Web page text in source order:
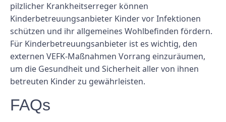
pilzlicher Krankheitserreger können
Kinderbetreuungsanbieter Kinder vor Infektionen
schützen und ihr allgemeines Wohlbefinden fördern.
Für Kinderbetreuungsanbieter ist es wichtig, den
externen VEFK-Maßnahmen Vorrang einzuräumen,
um die Gesundheit und Sicherheit aller von ihnen
betreuten Kinder zu gewährleisten.
FAQs